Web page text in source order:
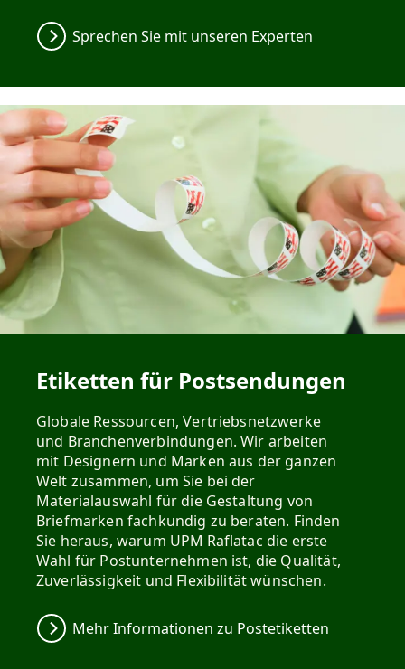
Sprechen Sie mit unseren Experten
Etiketten für Postsendungen
Globale Ressourcen, Vertriebsnetzwerke
und Branchenverbindungen. Wir arbeiten
mit Designern und Marken aus der ganzen
Welt zusammen, um Sie bei der
Materialauswahl für die Gestaltung von
Briefmarken fachkundig zu beraten. Finden
Sie heraus, warum UPM Raflatac die erste
Wahl für Postunternehmen ist, die Qualität,
Zuverlässigkeit und Flexibilität wünschen.
Mehr Informationen zu Postetiketten